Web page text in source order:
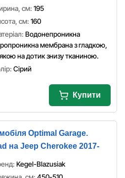
см: 195
см: 160
Водонепроникна
мембрана з гладкою,
на дотик знизу тканиною.
Сірий
Купити
Optimal Garage.
на Jeep Cherokee 2017-
Kegel-Blazusiak